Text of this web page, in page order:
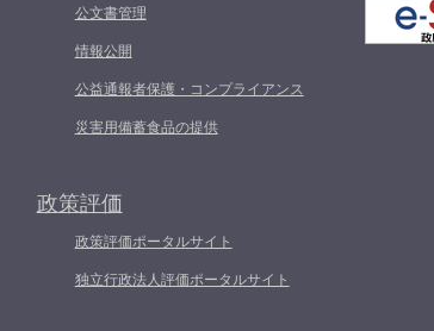
公文書管理
情報公開
公益通報者保護・コンプライアンス
災害用備蓄食品の提供
政策評価
政策評価ポータルサイト
独立行政法人評価ポータルサイト